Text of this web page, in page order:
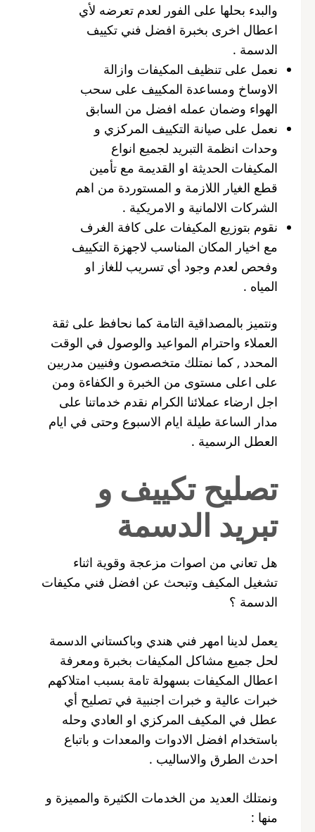
والبدء بحلها على الفور لعدم تعرضه لأي
اعطال اخرى بخبرة افضل فني تكييف
الدسمة .
نعمل على تنظيف المكيفات وازالة
الاوساخ ومساعدة المكييف على سحب
الهواء وضمان عمله افضل من السابق
نعمل على صيانة التكييف المركزي و
وحدات انظمة التبريد لجميع انواع
المكيفات الحديثة او القديمة مع تأمين
قطع الغيار اللازمة و المستوردة من اهم
الشركات الالمانية و الامريكية .
نقوم بتوزيع المكيفات على كافة الغرف
مع اخيار المكان المناسب لاجهزة التكييف
وفحص لعدم وجود أي تسريب للغاز او
المياه .
ونتميز بالمصداقية التامة كما نحافظ على ثقة
العملاء واحترام المواعيد والوصول في الوقت
المحدد , كما نمتلك متخصصون وفنيين مدربين
على اعلى مستوى من الخبرة و الكفاءة ومن
اجل ارضاء عملائنا الكرام نقدم خدماتنا على
مدار الساعة طيلة ايام الاسبوع وحتى في ايام
العطل الرسمية .
تصليح تكييف و
تبريد الدسمة
هل تعاني من اصوات مزعجة وقوية اثناء
تشغيل المكيف وتبحث عن افضل فني مكيفات
الدسمة ؟
يعمل لدينا امهر فني هندي وباكستاني الدسمة
لحل جميع مشاكل المكيفات بخبرة ومعرفة
اعطال المكيفات بسهولة تامة بسبب امتلاكهم
خبرات عالية و خبرات اجنبية في تصليح أي
عطل في المكيف المركزي او العادي وحله
باستخدام افضل الادوات والمعدات و باتباع
احدث الطرق والاساليب .
ونمتلك العديد من الخدمات الكثيرة والمميزة و
منها :